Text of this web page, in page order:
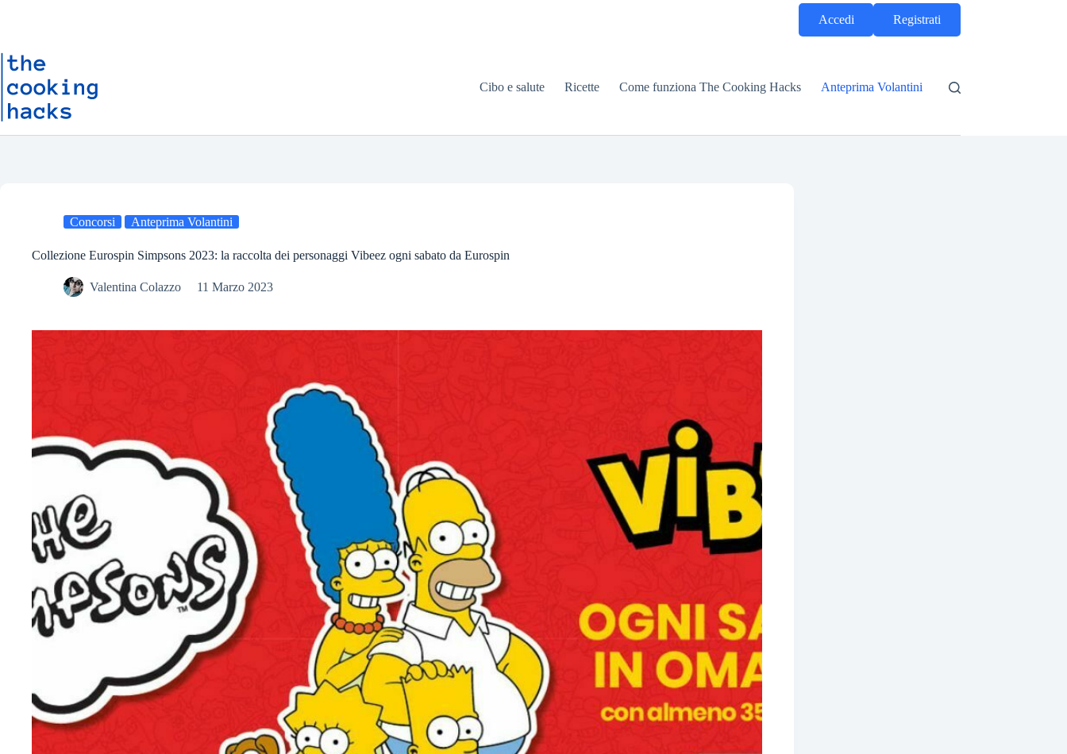
t
o
n
Accedi Registrati
Cibo e salute Ricette Come funziona The Cooking Hacks Anteprima Volantini
Concorsi Anteprima Volantini
Collezione Eurospin Simpsons 2023: la raccolta dei personaggi Vibeez ogni sabato da Eurospin
Valentina Colazzo 11 Marzo 2023